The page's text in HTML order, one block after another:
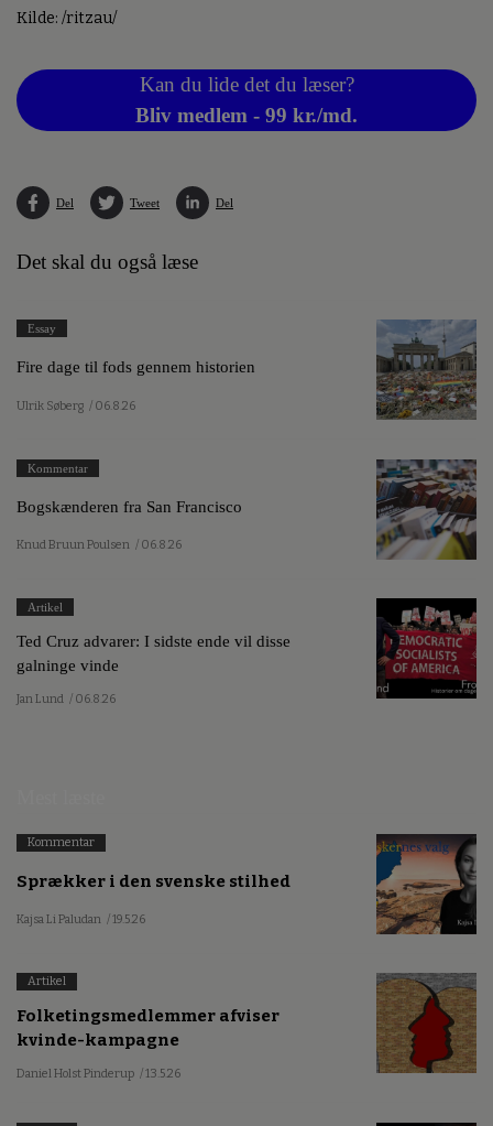
Kilde: /ritzau/
Kan du lide det du læser?
Bliv medlem - 99 kr./md.
Del Tweet Del
Det skal du også læse
Essay
Fire dage til fods gennem historien
Ulrik Søberg / 06.8.26
Kommentar
Bogskænderen fra San Francisco
Knud Bruun Poulsen / 06.8.26
Artikel
Ted Cruz advarer: I sidste ende vil disse
galninge vinde
Jan Lund / 06.8.26
Kommentar
Sprækker i den svenske stilhed
Kajsa Li Paludan / 19.5.26
Artikel
Folketingsmedlemmer afviser
kvinde-kampagne
Daniel Holst Pinderup / 13.5.26